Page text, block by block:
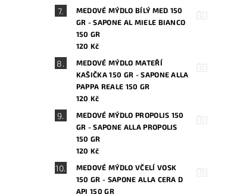
MEDOVÉ MÝDLO BÍLÝ MED 150
GR - SAPONE AL MIELE BIANCO
150 GR
120 Kč
MEDOVÉ MÝDLO MATEŘÍ
KAŠIČKA 150 GR - SAPONE ALLA
PAPPA REALE 150 GR
120 Kč
MEDOVÉ MÝDLO PROPOLIS 150
GR - SAPONE ALLA PROPOLIS
150 GR
120 Kč
MEDOVÉ MÝDLO VČELÍ VOSK
150 GR - SAPONE ALLA CERA D
API 150 GR